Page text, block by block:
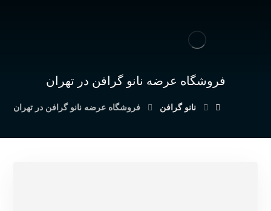
فروشگاه عرضه نانو گرافن در تهران
نانو گرافن فروشگاه عرضه نانو گرافن در تهران